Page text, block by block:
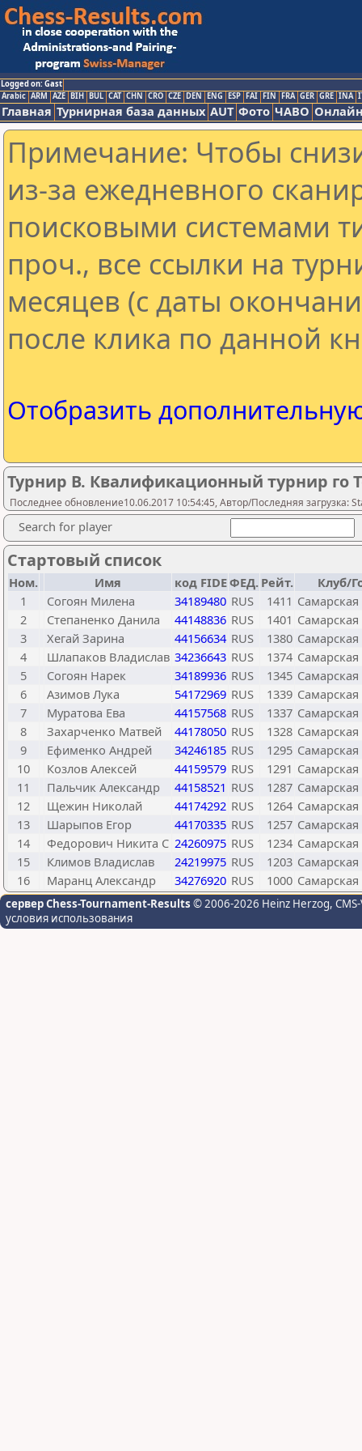
Logged on: Gast
Arabic ARM AZE BIH BUL CAT CHN CRO CZE DEN ENG ESP FAI FIN FRA GER GRE INA
Главная Турнирная база данных AUT Фото ЧАВО
Примечание: Чтобы
из-за ежедневного
поисковыми системами
проч., все ссылки на
месяцев (с даты
после клика по данной
Отобразить
Турнир В. Квалификационный турнир го
Последнее обновление10.06.2017 10:54:45, Автор/Последняя загрузка:
Search for player
Стартовый список
Ном. Имя код FIDEФЕД. Рейт.
Клуб/
1
Согоян Милена 34189480 RUS 1411 Самарская
2
Степаненко Данила 44148836 RUS 1401 Самарская
3
Хегай Зарина 44156634 RUS 1380 Самарская
4
Шлапаков Владислав 34236643 RUS 1374 Самарская
5
Согоян Нарек 34189936 RUS 1345 Самарская
6
Азимов Лука 54172969 RUS 1339 Самарская
7
Муратова Ева 44157568 RUS 1337 Самарская
8
Захарченко Матвей 44178050 RUS 1328 Самарская
9
Ефименко Андрей 34246185 RUS 1295 Самарская
10
Козлов Алексей 44159579 RUS 1291 Самарская
11
Пальчик Александр 44158521 RUS 1287 Самарская
12
Щежин Николай 44174292 RUS 1264 Самарская
13
Шарыпов Егор 44170335 RUS 1257 Самарская
14
Федорович Никита С 24260975 RUS 1234 Самарская
15
Климов Владислав 24219975 RUS 1203 Самарская
16
Маранц Александр 34276920 RUS 1000 Самарская
сервер Chess-Tournament-Results © 2006-2026 Heinz Herzog,
условия использования